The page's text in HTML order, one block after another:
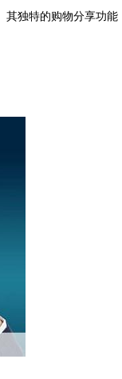
独特的购物分享功